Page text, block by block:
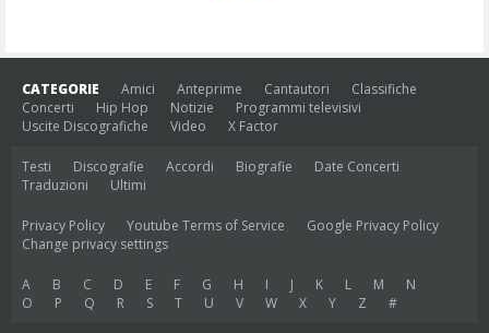
CATEGORIE Amici Anteprime Cantautori
Classifiche
Concerti
Hip Hop Notizie
Programmi televisivi
Uscite Discografiche
Video X Factor
Testi Discografie Accordi Biografie
Date Concerti
Traduzioni
Ultimi
Privacy Policy Youtube Terms of Service
Google Privacy Policy
Change privacy settings
A B C D E F G H I J K L M
N
O
P Q R S T U V W X Y Z #